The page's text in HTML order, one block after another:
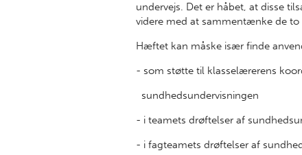
undervejs. Det er håbet, at disse
videre med at sammentænke de to
Hæftet kan måske især finde
- som støtte til klasselærerens
sundhedsundervisningen
- i teamets drøftelser af
- i fagteamets drøftelser af